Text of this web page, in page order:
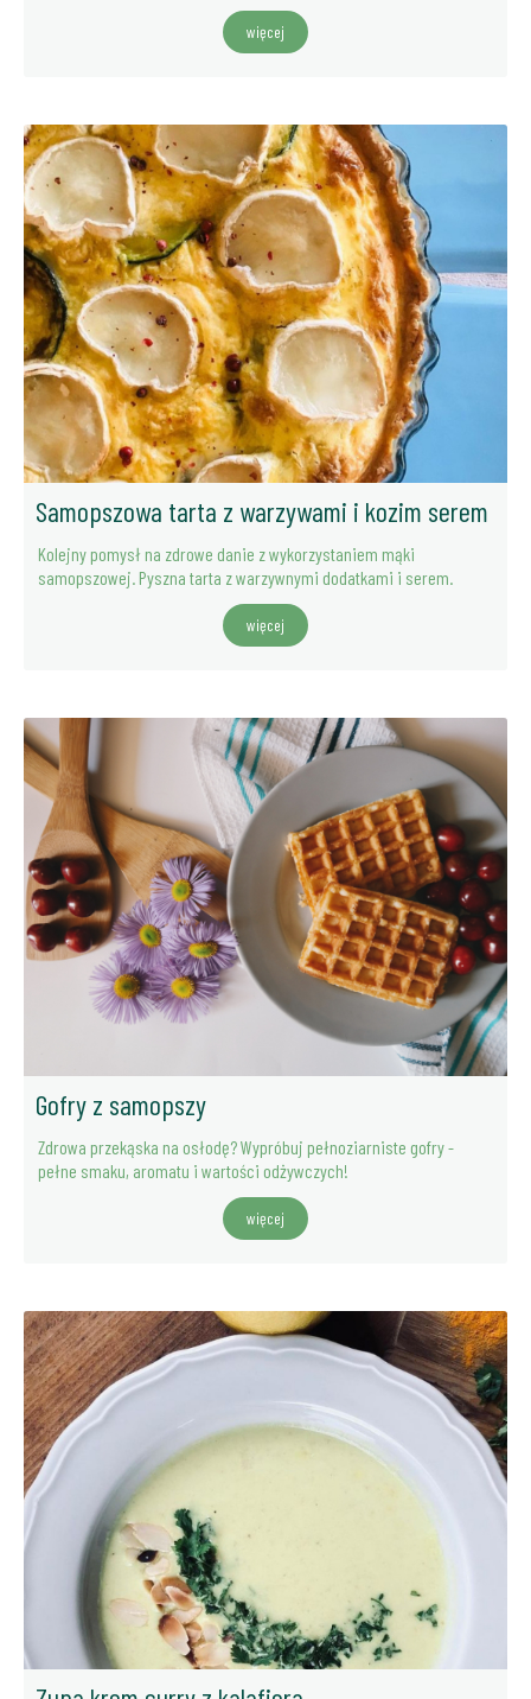
więcej
Samopszowa tarta z warzywami i kozim serem
Kolejny pomysł na zdrowe danie z wykorzystaniem mąki
samopszowej. Pyszna tarta z warzywnymi dodatkami i serem.
więcej
Gofry z samopszy
Zdrowa przekąska na osłodę? Wypróbuj pełnoziarniste gofry -
pełne smaku, aromatu i wartości odżywczych!
więcej